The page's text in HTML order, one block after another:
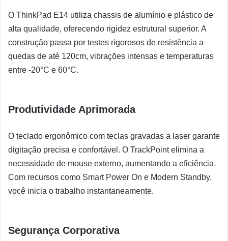
O ThinkPad E14 utiliza chassis de alumínio e plástico de
alta qualidade, oferecendo rigidez estrutural superior. A
construção passa por testes rigorosos de resistência a
quedas de até 120cm, vibrações intensas e temperaturas
entre -20°C e 60°C.
Produtividade Aprimorada
O teclado ergonômico com teclas gravadas a laser garante
digitação precisa e confortável. O TrackPoint elimina a
necessidade de mouse externo, aumentando a eficiência.
Com recursos como Smart Power On e Modern Standby,
você inicia o trabalho instantaneamente.
Segurança Corporativa